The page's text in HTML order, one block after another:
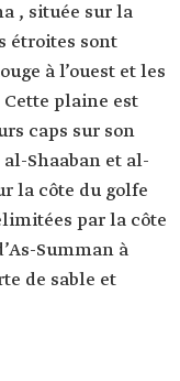
, située sur la
étroites sont
à l’ouest et les
plaine est
caps sur son
Shaaban et al-
la côte du golfe
par la côte
Summan à
de sable et